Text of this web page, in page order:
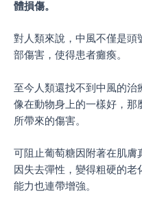
體損傷。
對人類來說，中風不僅是
部傷害，使得患者癱瘓。
至今人類還找不到中風的治
像在動物身上的一樣好，那
所帶來的傷害。
可阻止葡萄糖因附著在肌膚
因失去彈性，變得粗硬的
能力也連帶增強。